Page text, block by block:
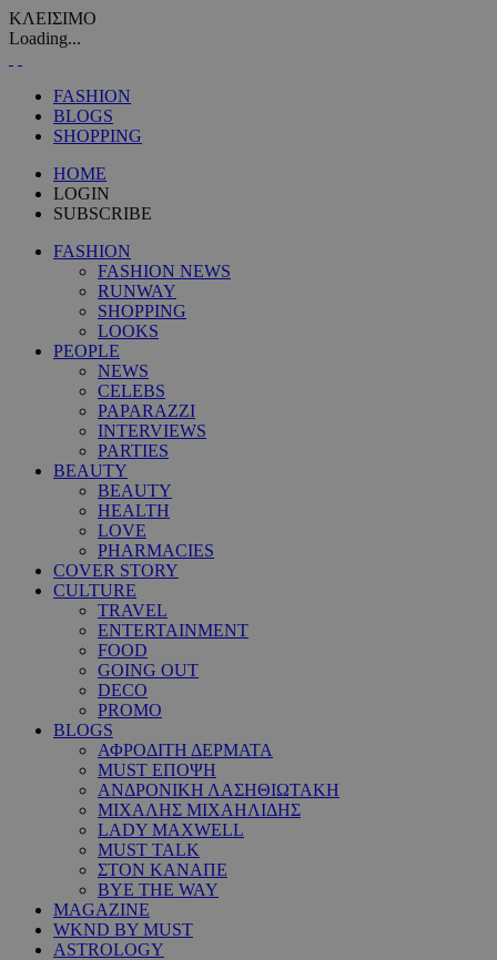
ΚΛΕΙΣΙΜΟ
Loading...
FASHION
BLOGS
SHOPPING
HOME
LOGIN
SUBSCRIBE
FASHION
FASHION NEWS
RUNWAY
SHOPPING
LOOKS
PEOPLE
NEWS
CELEBS
PAPARAZZI
INTERVIEWS
PARTIES
BEAUTY
BEAUTY
HEALTH
LOVE
PHARMACIES
COVER STORY
CULTURE
TRAVEL
ENTERTAINMENT
FOOD
GOING OUT
DECO
PROMO
BLOGS
ΑΦΡΟΔΙΤΗ ΔΕΡΜΑΤΑ
MUST ΕΠΟΨΗ
ΑΝΔΡΟΝΙΚΗ ΛΑΣΗΘΙΩΤΑΚΗ
ΜΙΧΑΛΗΣ ΜΙΧΑΗΛΙΔΗΣ
LADY MAXWELL
MUST TALK
ΣΤΟΝ ΚΑΝΑΠΕ
BYE THE WAY
MAGAZINE
WKND BY MUST
ASTROLOGY